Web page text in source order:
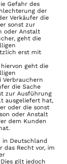
Gefahr des
der
Verkäufer die
sonst zur
oder Anstalt
geht die
erst mit
geht die
Verbrauchern
die Sache
zur Ausführung
ausgeliefert hat,
oder die sonst
oder Anstalt
dem Kunden
in Deutschland
das Recht vor, im
gilt jedoch